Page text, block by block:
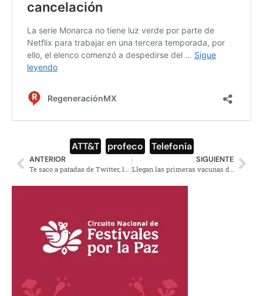
ATT&T profeco Telefonía
ANTERIOR SIGUIENTE